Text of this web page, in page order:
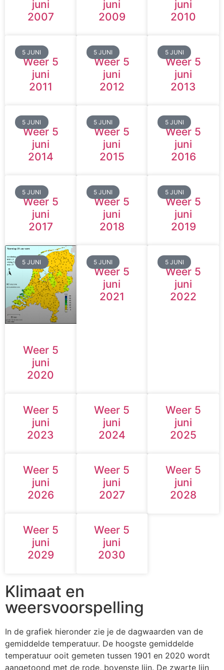
juni
2007
juni
2009
juni
2010
5 JUNI
Weer 5
juni
2011
5 JUNI
Weer 5
juni
2012
5 JUNI
Weer 5
juni
2013
5 JUNI
Weer 5
juni
2014
5 JUNI
Weer 5
juni
2015
5 JUNI
Weer 5
juni
2016
5 JUNI
Weer 5
juni
2017
5 JUNI
Weer 5
juni
2018
5 JUNI
Weer 5
juni
2019
5 JUNI
Weer 5
juni
2020
5 JUNI
Weer 5
juni
2021
5 JUNI
Weer 5
juni
2022
Weer 5
juni
2023
Weer 5
juni
2024
Weer 5
juni
2025
Weer 5
juni
2026
Weer 5
juni
2027
Weer 5
juni
2028
Weer 5
juni
2029
Weer 5
juni
2030
Klimaat en
weersvoorspelling
In de grafiek hieronder zie je de dagwaarden van de
gemiddelde temperatuur. De hoogste gemiddelde
temperatuur ooit gemeten tussen 1901 en 2020 wordt
aangetoond met de rode, bovenste lijn. De zwarte lijn